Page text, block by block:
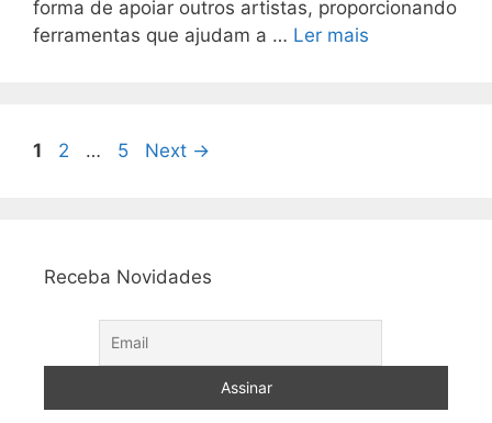
forma de apoiar outros artistas, proporcionando
ferramentas que ajudam a … Ler mais
Page
1 Page
2 … Page
5 Next →
Receba Novidades